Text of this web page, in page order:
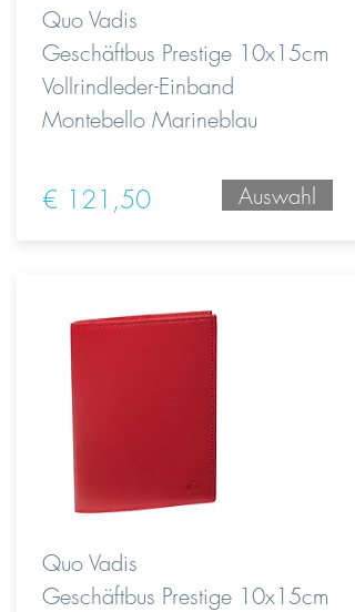
Quo Vadis
Geschäftbus Prestige 10x15cm
Vollrindleder-Einband
Montebello Marineblau
€ 121,50
Quo Vadis
Geschäftbus Prestige 10x15cm
Auswahl